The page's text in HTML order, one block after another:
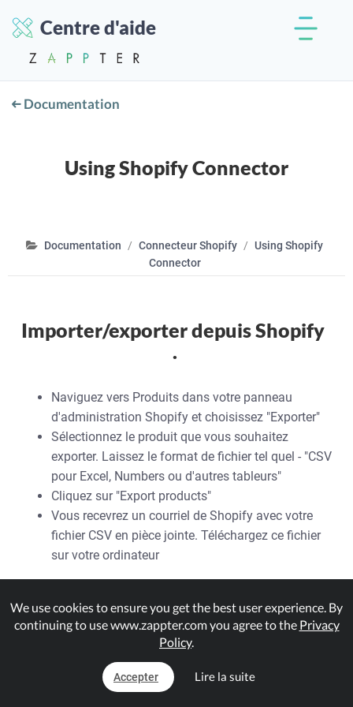
Centre d'aide
Documentation
Using Shopify Connector
Documentation Connecteur Shopify
Using Shopify
Connector
Importer/exporter depuis Shopify
.
Naviguez vers Produits dans votre panneau
d'administration Shopify et choisissez "Exporter"
Sélectionnez le produit que vous souhaitez
exporter. Laissez le format de fichier tel quel - "CSV
pour Excel, Numbers ou d'autres tableurs"
Cliquez sur "Export products"
Vous recevrez un courriel de Shopify avec votre
fichier CSV en pièce jointe. Téléchargez ce fichier
sur votre ordinateur
Importations CSV ponctuelles
.
Importez vos données Shopify au format CSV (comma
We use cookies to ensure you get the best user experience. By
continuing to use www.zappter.com you agree to the Privacy
Policy.
Accepter Lire la suite